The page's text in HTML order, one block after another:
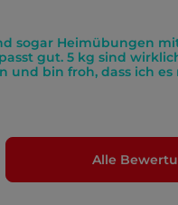
sogar Heimübungen
gut. 5 kg sind
und bin froh, dass ich
Alle